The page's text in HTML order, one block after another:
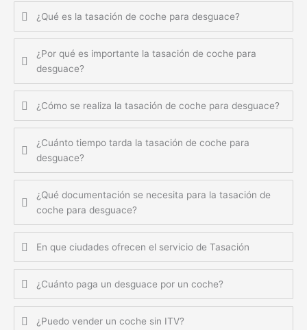
¿Qué es la tasación de coche para desguace?
¿Por qué es importante la tasación de coche para
desguace?
¿Cómo se realiza la tasación de coche para desguace?
¿Cuánto tiempo tarda la tasación de coche para
desguace?
¿Qué documentación se necesita para la tasación de
coche para desguace?
En que ciudades ofrecen el servicio de Tasación
¿Cuánto paga un desguace por un coche?
¿Puedo vender un coche sin ITV?